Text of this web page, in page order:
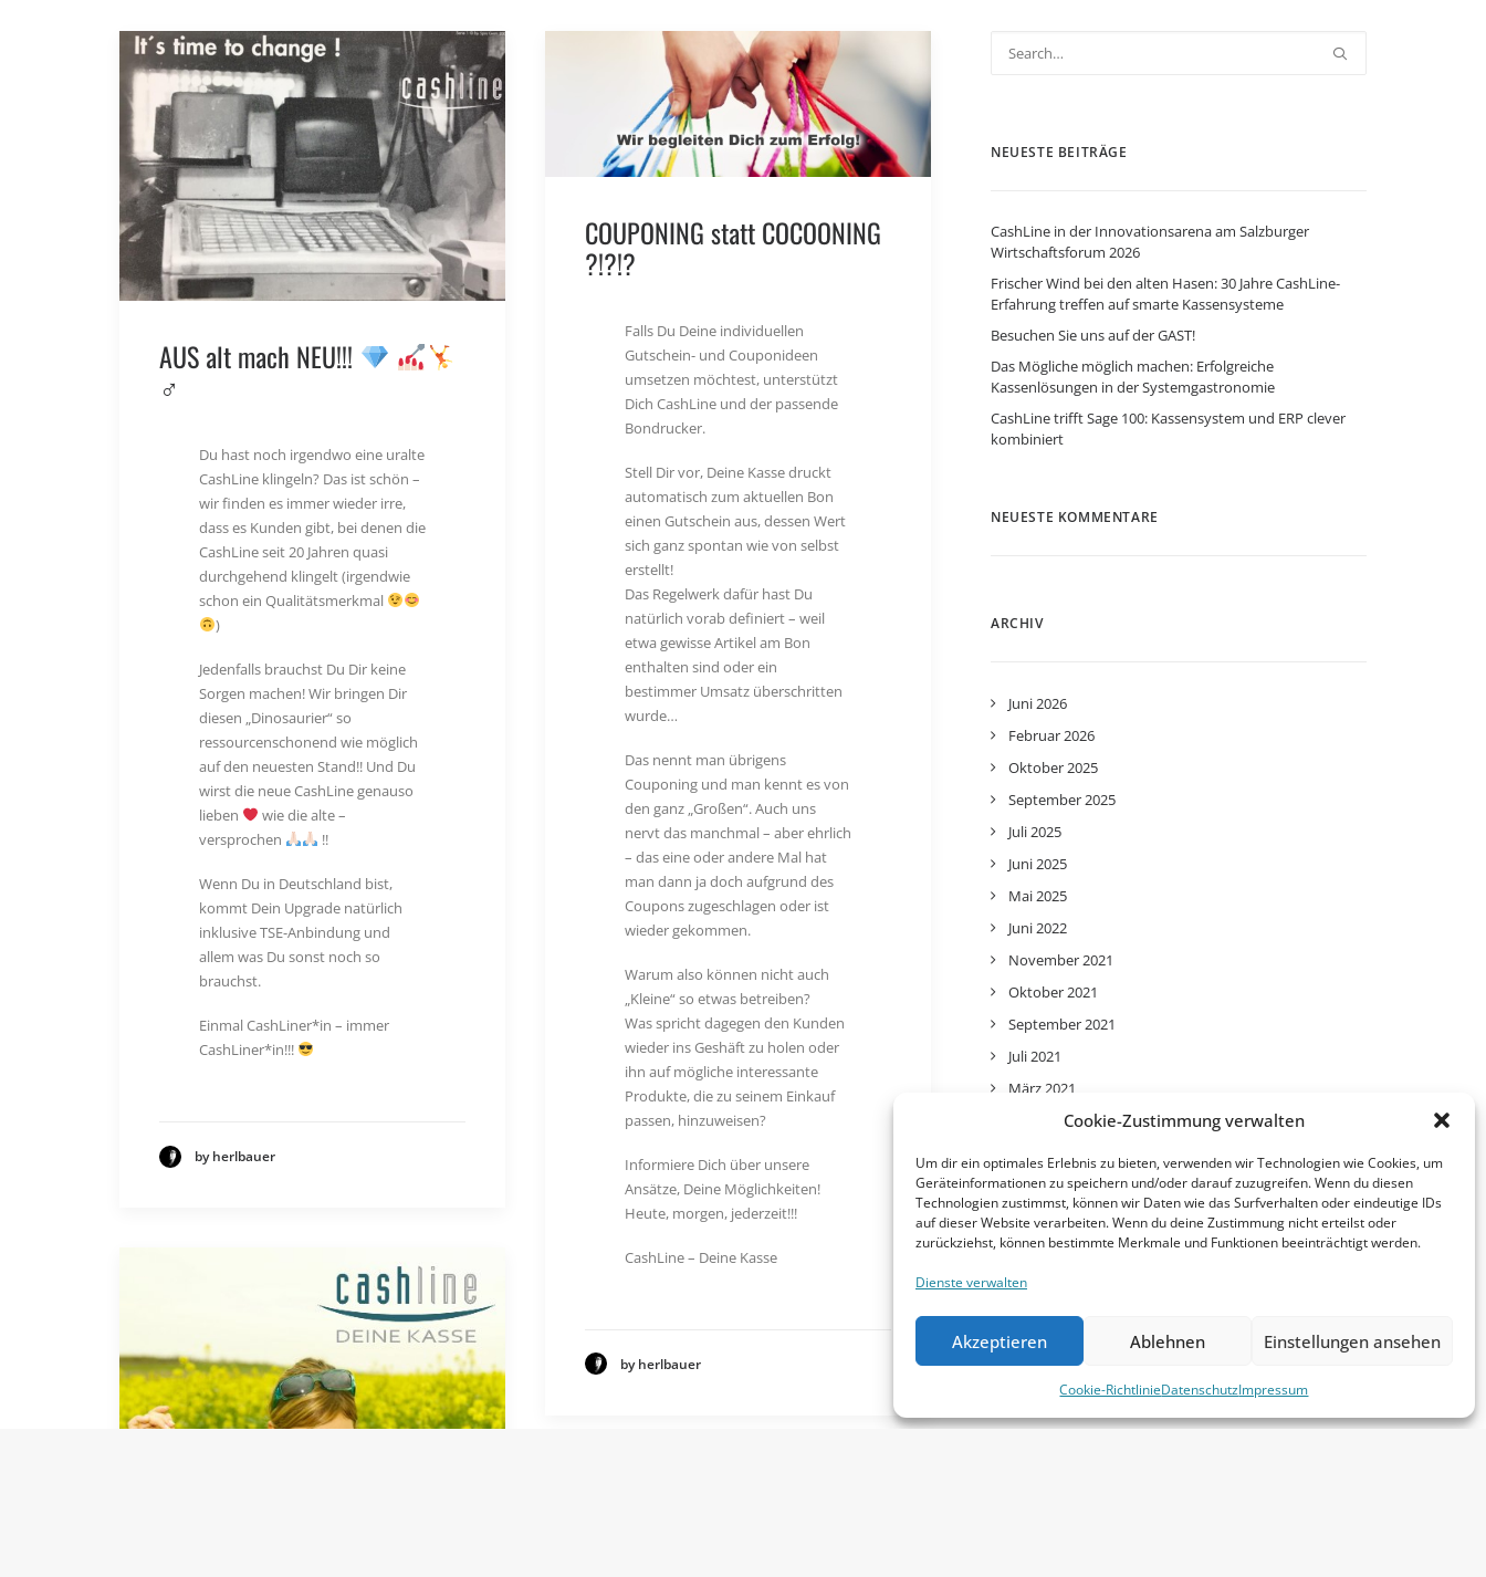
Cookie-Zustimmung verwalten
Um dir ein optimales Erlebnis zu bieten, verwenden wir Technologien wie Cookies, um
Geräteinformationen zu speichern und/oder darauf zuzugreifen. Wenn du diesen
Technologien zustimmst, können wir Daten wie das Surfverhalten oder eindeutige IDs
auf dieser Website verarbeiten. Wenn du deine Zustimmung nicht erteilst oder
zurückziehst, können bestimmte Merkmale und Funktionen beeinträchtigt werden.
Dienste verwalten
Akzeptieren Ablehnen Einstellungen ansehen
Cookie-RichtlinieDatenschutzImpressum
AUS alt mach NEU!!!
‍♂‍
Du hast noch irgendwo eine uralte
CashLine klingeln? Das ist schön –
wir finden es immer wieder irre,
dass es Kunden gibt, bei denen die
CashLine seit 20 Jahren quasi
durchgehend klingelt (irgendwie
schon ein Qualitätsmerkmal
)
Jedenfalls brauchst Du Dir keine
Sorgen machen! Wir bringen Dir
diesen „Dinosaurier“ so
ressourcenschonend wie möglich
auf den neuesten Stand!! Und Du
wirst die neue CashLine genauso
lieben
wie die alte –
versprochen
!!
Wenn Du in Deutschland bist,
kommt Dein Upgrade natürlich
inklusive TSE-Anbindung und
allem was Du sonst noch so
brauchst.
Einmal CashLiner*in – immer
CashLiner*in!!!
by herlbauer
COUPONING statt COCOONING
?!?!?
Falls Du Deine individuellen
Gutschein- und Couponideen
umsetzen möchtest, unterstützt
Dich CashLine und der passende
Bondrucker.
Stell Dir vor, Deine Kasse druckt
automatisch zum aktuellen Bon
einen Gutschein aus, dessen Wert
sich ganz spontan wie von selbst
erstellt!
Das Regelwerk dafür hast Du
natürlich vorab definiert – weil
etwa gewisse Artikel am Bon
enthalten sind oder ein
bestimmer Umsatz überschritten
wurde…
Das nennt man übrigens
Couponing und man kennt es von
den ganz „Großen“. Auch uns
nervt das manchmal – aber ehrlich
– das eine oder andere Mal hat
man dann ja doch aufgrund des
Coupons zugeschlagen oder ist
wieder gekommen.
Warum also können nicht auch
„Kleine“ so etwas betreiben?
Was spricht dagegen den Kunden
wieder ins Geshäft zu holen oder
ihn auf mögliche interessante
Produkte, die zu seinem Einkauf
passen, hinzuweisen?
Informiere Dich über unsere
Ansätze, Deine Möglichkeiten!
Heute, morgen, jederzeit!!!
CashLine – Deine Kasse
by herlbauer
NEUESTE BEITRÄGE
CashLine in der Innovationsarena am Salzburger
Wirtschaftsforum 2026
Frischer Wind bei den alten Hasen: 30 Jahre CashLine-
Erfahrung treffen auf smarte Kassensysteme
Besuchen Sie uns auf der GAST!
Das Mögliche möglich machen: Erfolgreiche
Kassenlösungen in der Systemgastronomie
CashLine trifft Sage 100: Kassensystem und ERP clever
kombiniert
NEUESTE KOMMENTARE
ARCHIV
Juni 2026
Februar 2026
Oktober 2025
September 2025
Juli 2025
Juni 2025
Mai 2025
Juni 2022
November 2021
Oktober 2021
September 2021
Juli 2021
März 2021
KATEGORIEN
Allgemein